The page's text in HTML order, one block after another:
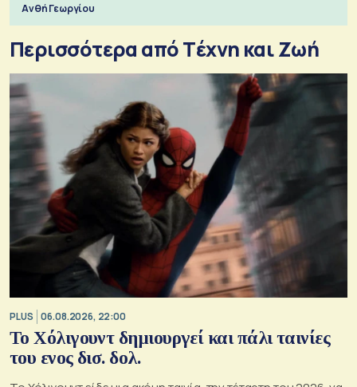
Ανθή Γεωργίου
Περισσότερα από Tέχνη και Ζωή
PLUS 06.08.2026, 22:00
Το Χόλιγουντ δημιουργεί και πάλι ταινίες
του ενος δισ. δολ.